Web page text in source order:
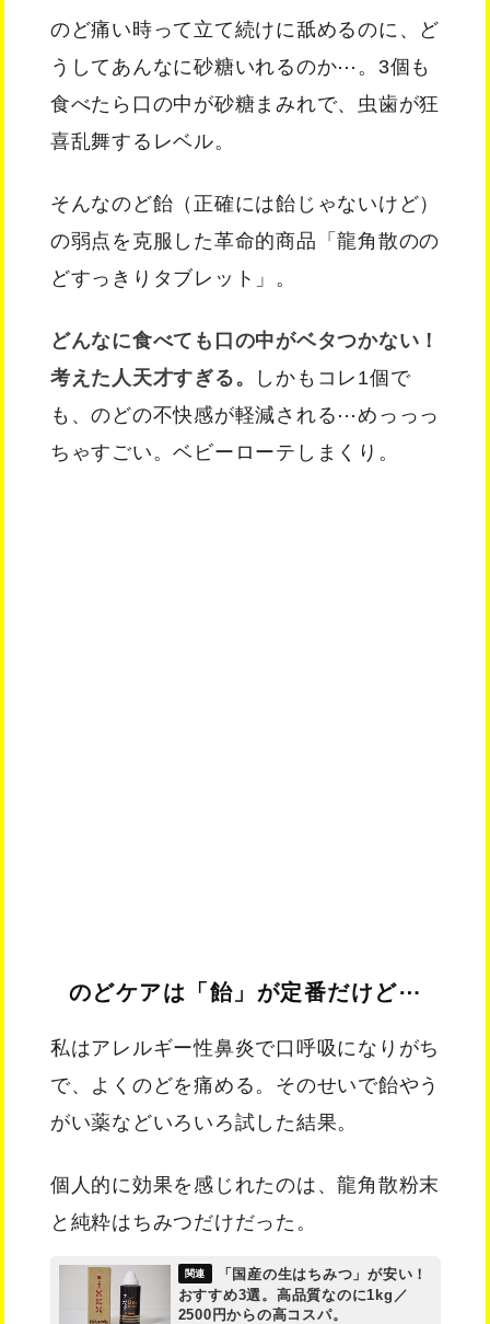
のど痛い時って立て続けに舐めるのに、ど
うしてあんなに砂糖いれるのか⋯。3個も
食べたら口の中が砂糖まみれで、虫歯が狂
喜乱舞するレベル。
そんなのど飴（正確には飴じゃないけど）
の弱点を克服した革命的商品「龍角散のの
どすっきりタブレット」。
どんなに食べても口の中がベタつかない！
考えた人天才すぎる。
しかもコレ1個で
も、のどの不快感が軽減される⋯めっっっ
ちゃすごい。ベビーローテしまくり。
のどケアは「飴」が定番だけど⋯
私はアレルギー性鼻炎で口呼吸になりがち
で、よくのどを痛める。そのせいで飴やう
がい薬などいろいろ試した結果。
個人的に効果を感じれたのは、龍角散粉末
と純粋はちみつだけだった。
「国産の生はちみつ」が安い！
おすすめ3選。高品質なのに1kg／
2500円からの高コスパ。